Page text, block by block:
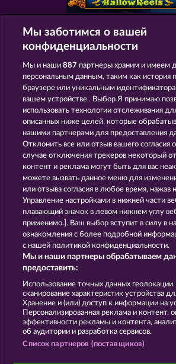
СЛОТЫ КАК HALLOW
SNEGUROCHKA BEER
Правила
О компании
Глоссарий Партнерская
Отправить Запрос об
Мы заботимся о вашей
конфиденциальности
Мы и наши887 партнеры храним и имеем
персональным данным, таким как история
браузере или уникальным
вашем устройстве . Выбор Я принимаю
использовать технологии отслеживания
описанных ниже целей, которые
нашими партнерами для предоставления
Отклонить все или отзыв вашего согласия
случае отключения трекеров некоторый
контент и реклама могут быть для вас
можете вызвать данное меню для
или отзыва согласия в любое время, нажав
Управление настройками в нижней части
плавающий значок в левом нижнем углу
применимо.]. Ваш выбор вступит в силу в
ознакомления с более подробной
с нашей политикой конфиденциальности.
Мы и наши партнеры обрабатываем
предоставить:
Использование точных данных
сканирование характеристик устройства
Хранение и (или) доступ к информации на
Персонализированная реклама и контент,
эффективности рекламы и контента,
об аудитории и разработка сервисов.
Список партнеров (поставщиков)